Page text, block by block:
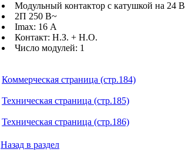
Модульный контактор с катушкой на 24 В
2П 250 В~
Imax: 16 А
Контакт: Н.З. + Н.О.
Число модулей: 1
Коммерческая страница (стр.184)
Техническая страница (стр.185)
Техническая страница (стр.186)
Назад в раздел